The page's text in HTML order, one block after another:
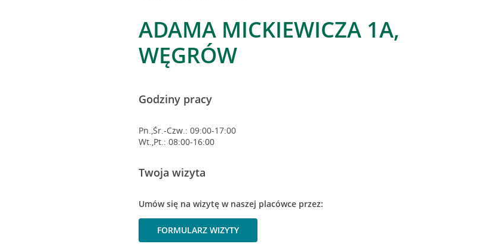
ADAMA MICKIEWICZA 1A,
WĘGRÓW
Godziny pracy
Pn.,Śr.-Czw.: 09:00-17:00
Wt.,Pt.: 08:00-16:00
Twoja wizyta
Umów się na wizytę w naszej placówce przez:
FORMULARZ WIZYTY